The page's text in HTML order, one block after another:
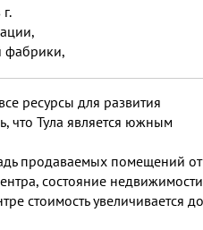
фабрики,
ресурсы для развития
что Тула является южным
продаваемых помещений от
состояние
стоимость увеличивается до